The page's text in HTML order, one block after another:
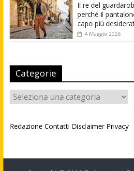
Il re del
perché il
capo più
4 Maggio 2026
Categorie
Categorie
Redazione Contatti Disclaimer Privacy